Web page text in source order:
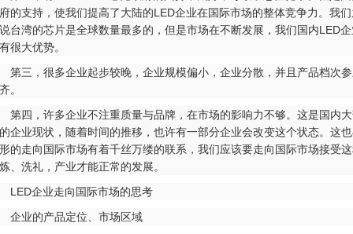
的支持，使我们提高了大陆的LED企业在国际市场的整体竞争力。我
台湾的芯片是全球数量最多的，但是市场在不断发展，我们国内LED
很大优势。
，很多企业起步较晚，企业规模偏小，企业分散，并且产品档次
。
，许多企业不注重质量与品牌，在市场的影响力不够。这是国内
企业现状，随着时间的推移，也许有一部分企业会改变这个状态。这
的走向国际市场有着千丝万缕的联系，我们应该要走向国际市场接受
、洗礼，产业才能正常的发展。
企业走向国际市场的思考
的产品定位、市场区域